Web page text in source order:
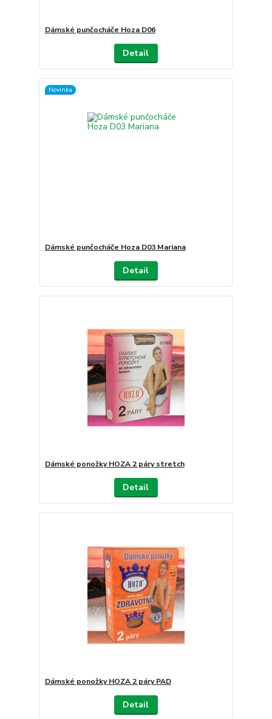
Dámské punčocháče Hoza D06
Detail
Novinka
Dámské punčocháče Hoza D03 Mariana
Detail
Dámské ponožky HOZA 2 páry stretch
Detail
Dámské ponožky HOZA 2 páry PAD
Detail